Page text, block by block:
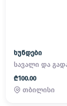
ხუნდები
სავალი და
₾100.00
თბილისი